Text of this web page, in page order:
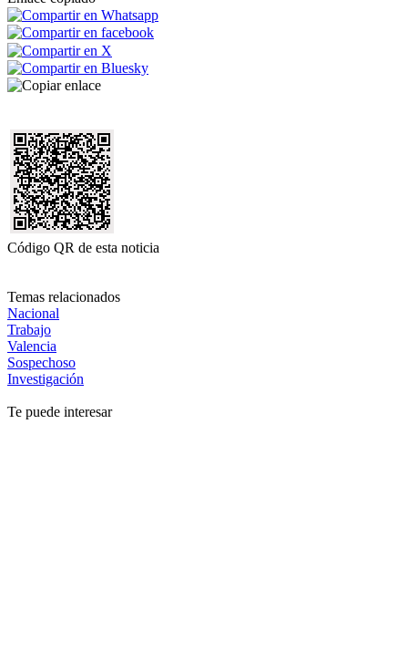
Código QR de esta noticia
Temas relacionados
Nacional
Trabajo
Valencia
Sospechoso
Investigación
Te puede interesar